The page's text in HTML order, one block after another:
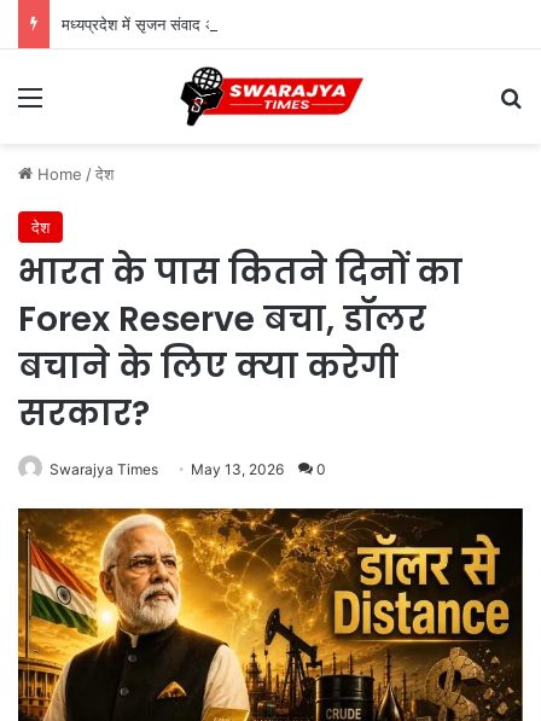
मध्यप्रदेश में सृजन संवाद अभियान का शुभारंभ
Menu
Home /देश
देश
भारत के पास कितने दिनों का
Forex Reserve बचा, डॉलर
बचाने के लिए क्या करेगी
सरकार?
Swarajya Times May 13, 2026 0